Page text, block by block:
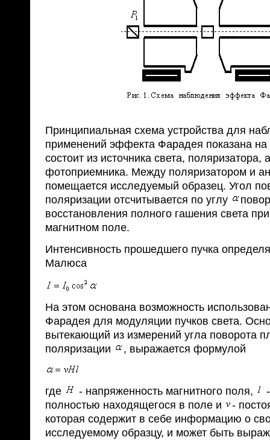
Принципиальная схема устройства для
применений эффекта Фарадея показана
состоит из источника света, поляризатора,
фотоприемника. Между поляризатором и
помещается исследуемый образец. Угол
поляризации отсчитывается по углу
восстановления полного гашения света
магнитном поле.
Интенсивность прошедшего пучка
Малюса
На этом основана возможность
Фарадея для модуляции пучков света.
вытекающий из измерений угла поворота
поляризации
, выражается формулой
где - напряженность магнитного поля,
полностью находящегося в поле и
-
которая содержит в себе информацию о
исследуемому образцу, и может быть